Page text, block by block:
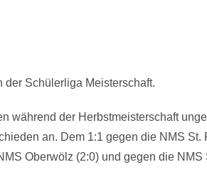
Schülerliga Meisterschaft.
während der Herbstmeisterschaft
an. Dem 1:1 gegen die NMS St.
Oberwölz (2:0) und gegen die NMS